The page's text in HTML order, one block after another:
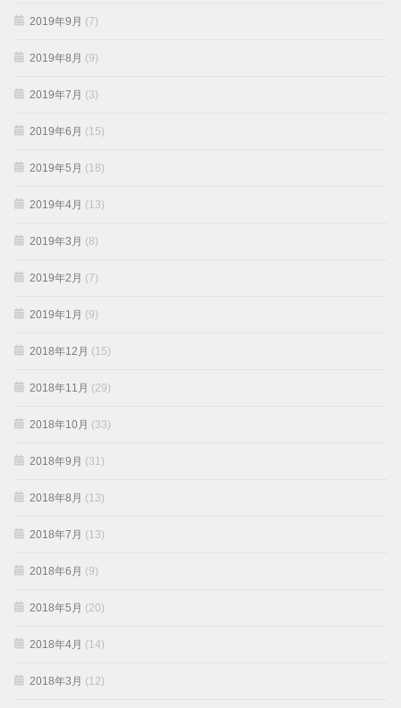
2019年9月 (7)
2019年8月 (9)
2019年7月 (3)
2019年6月 (15)
2019年5月 (18)
2019年4月 (13)
2019年3月 (8)
2019年2月 (7)
2019年1月 (9)
2018年12月 (15)
2018年11月 (29)
2018年10月 (33)
2018年9月 (31)
2018年8月 (13)
2018年7月 (13)
2018年6月 (9)
2018年5月 (20)
2018年4月 (14)
2018年3月 (12)